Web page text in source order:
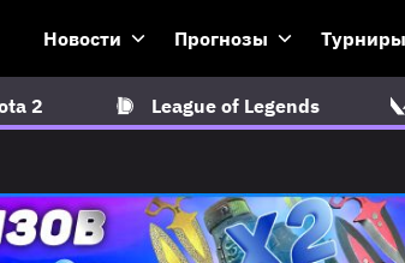
Новости Прогнозы Турниры
2 League of Legends